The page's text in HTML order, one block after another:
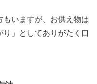
もいますが、お供え物は
」としてありがたく口